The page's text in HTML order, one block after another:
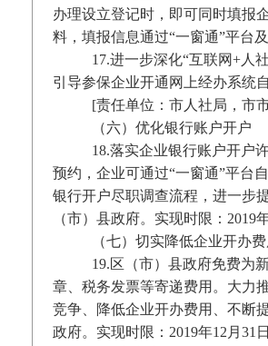
办理设立登记时，即可同时填报
料，填报信息通过“一窗通”平台
17.进一步深化“互联网+人
引导参保企业开通网上经办系统
[责任单位：市人社局，市
（六）优化银行账户开户
18.落实企业银行账户开户
预约，企业可通过“一窗通”平台
银行开户尽职调查流程，进一步
（市）县政府。实现时限：2019
（七）切实降低企业开办
19.区（市）县政府免费为
章、税务发票等寄递费用。大力
竞争、降低企业开办费用、不断
政府。实现时限：2019年12月31